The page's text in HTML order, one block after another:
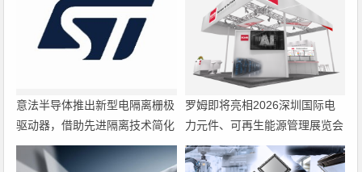
意法半导体推出新型电隔离栅极
驱动器，借助先进隔离技术简化
电源设计
罗姆即将亮相2026深圳国际电
力元件、可再生能源管理展览会
暨研讨会